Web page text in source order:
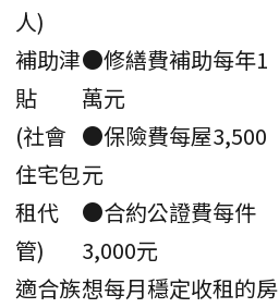
人)
補助津
貼
(社會
住宅包
租代
管)
●修繕費補助每年1
萬元
●保險費每屋3,500
元
●合約公證費每件
3,000元
適合族想每月穩定收租的房